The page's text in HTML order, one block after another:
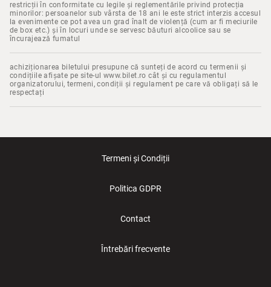
restricții în conformitate cu legile și reglementările privind protecția
minorilor: persoanelor sub vârsta de 18 ani le este strict interzis accesul
la evenimente ce pot avea un grad înalt de violență (cum ar fi meciurile
de box etc.) și în locuri unde se servesc băuturi alcoolice sau se
încurajează fumatul
achiziționarea biletului presupune că sunteți de acord cu termenii și
condițiile afișate pe site-ul www.bilet.ro cât și cu regulamentul
organizatorului, termeni, condiții și regulament pe care vă obligați să le
respectați
Termeni și Condiții
Politica GDPR
Contact
Întrebări frecvente